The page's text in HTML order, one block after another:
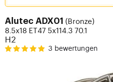
Alutec ADX01 (Bronze)
8.5x18 ET47 5x114.3 70.1
H2
3 bewertungen